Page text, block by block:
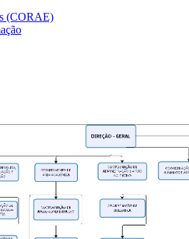
(CORAE)